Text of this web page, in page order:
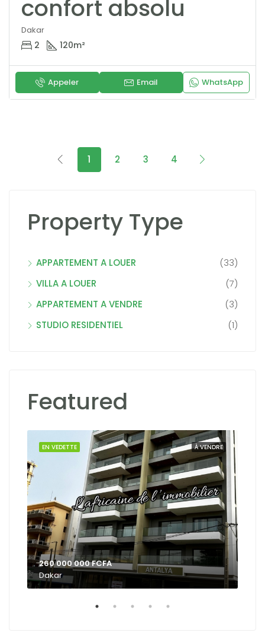
confort absolu
Dakar
2 120m²
Appeler Email WhatsApp
1 2 3 4
Property Type
APPARTEMENT A LOUER
(33)
VILLA A LOUER
(7)
APPARTEMENT A VENDRE
(3)
STUDIO RESIDENTIEL
(1)
Featured
À VENDRE
EN VEDETTE
260 000 000 FCFA
Dakar